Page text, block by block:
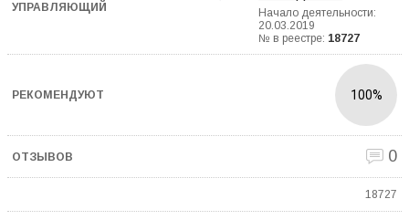
Начало деятельности:
20.03.2019
№ в реестре: 18727
100%
0
18727